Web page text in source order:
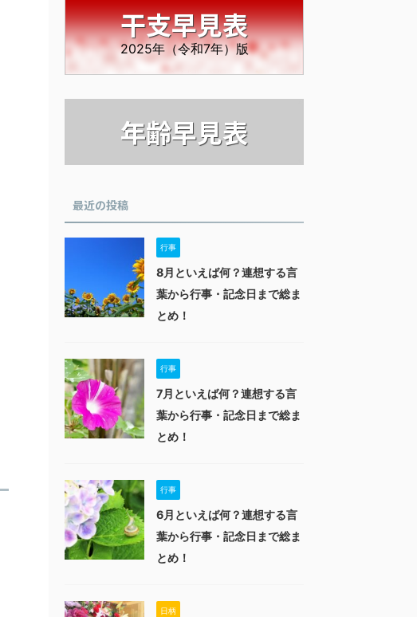
干支早見表
2025年（令和7年）版
年齢早見表
最近の投稿
行事
8月といえば何？連想する言
葉から行事・記念日まで総ま
とめ！
行事
7月といえば何？連想する言
葉から行事・記念日まで総ま
とめ！
行事
6月といえば何？連想する言
葉から行事・記念日まで総ま
とめ！
日柄